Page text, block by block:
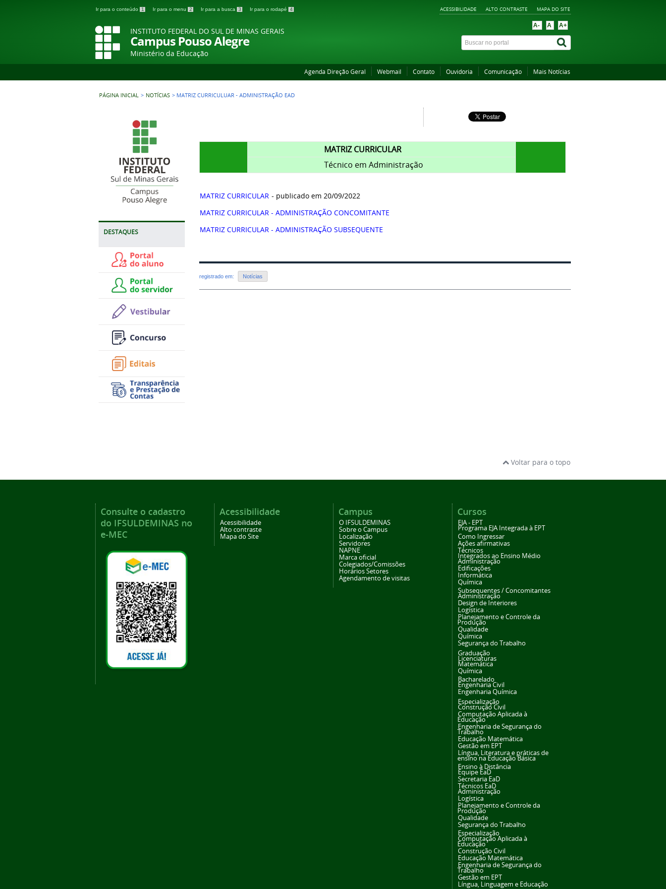
Ir para o conteúdo 1 Ir para o menu 2 Ir para a busca 3 Ir para o rodapé 4 ACESSIBILIDADE ALTO CONTRASTE MAPA DO SITE
INSTITUTO FEDERAL DO SUL DE MINAS GERAIS
Campus Pouso Alegre
Ministério da Educação
A- A A+
Agenda Direção Geral Webmail Contato Ouvidoria Comunicação Mais Notícias
PÁGINA INICIAL > NOTÍCIAS > MATRIZ CURRICULUAR - ADMINISTRAÇÃO EAD
DESTAQUES
MATRIZ CURRICULAR
Técnico em Administração
MATRIZ CURRICULAR - publicado em 20/09/2022
MATRIZ CURRICULAR - ADMINISTRAÇÃO CONCOMITANTE
MATRIZ CURRICULAR - ADMINISTRAÇÃO SUBSEQUENTE
registrado em: Notícias
Voltar para o topo
Consulte o cadastro
do IFSULDEMINAS no
e-MEC
Acessibilidade
Acessibilidade
Alto contraste
Mapa do Site
Campus
O IFSULDEMINAS
Sobre o Campus
Localização
Servidores
NAPNE
Marca oficial
Colegiados/Comissões
Horários Setores
Agendamento de visitas
Cursos
EJA - EPT
Programa EJA Integrada à EPT
Como Ingressar
Ações afirmativas
Técnicos
Integrados ao Ensino Médio
Administração
Edificações
Informática
Química
Subsequentes / Concomitantes
Administração
Design de Interiores
Logística
Planejamento e Controle da
Produção
Qualidade
Química
Segurança do Trabalho
Graduação
Licenciaturas
Matemática
Química
Bacharelado
Engenharia Civil
Engenharia Química
Especialização
Construção Civil
Computação Aplicada à
Educação
Engenharia de Segurança do
Trabalho
Educação Matemática
Gestão em EPT
Língua, Literatura e práticas de
ensino na Educação Básica
Ensino à Distância
Equipe EaD
Secretaria EaD
Técnicos EaD
Administração
Logística
Planejamento e Controle da
Produção
Qualidade
Segurança do Trabalho
Especialização
Computação Aplicada à
Educação
Construção Civil
Educação Matemática
Engenharia de Segurança do
Trabalho
Gestão em EPT
Língua, Linguagem e Educação